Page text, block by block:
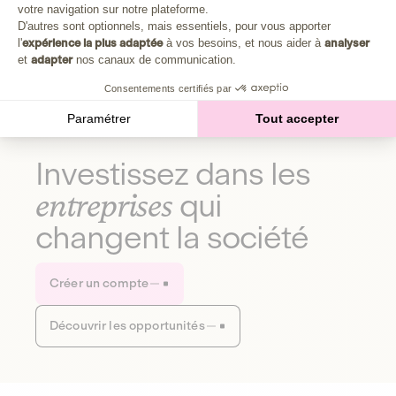
Plongez au cœur de la fabrique d'une autre économie,
celle qui fait du bien à la planète et aux humains.
Découvrir notre média
Investissez dans les
entreprises qui
changent la société
Créer un compte
Découvrir les opportunités
votre navigation sur notre plateforme.
D'autres sont optionnels, mais essentiels, pour vous apporter
l'expérience la plus adaptéeà vos besoins, et nous aider à analyser
et adapternos canaux de communication.
Consentements certifiés par
Paramétrer Tout accepter
Axeptio consent